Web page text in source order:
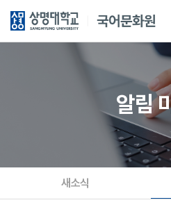
알림
새소식